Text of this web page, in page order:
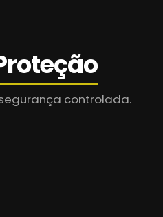
Garantia técnica
controlada.